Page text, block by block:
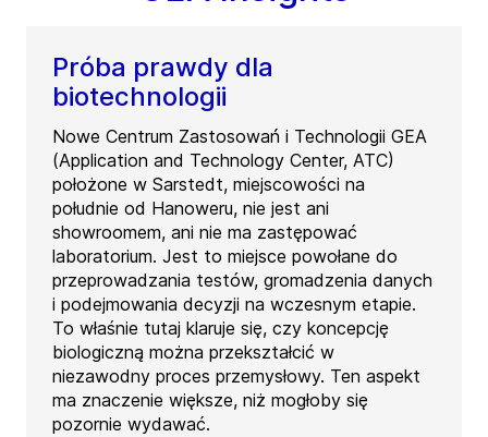
Próba prawdy dla
biotechnologii
Nowe Centrum Zastosowań i Technologii GEA
(Application and Technology Center, ATC)
położone w Sarstedt, miejscowości na
południe od Hanoweru, nie jest ani
showroomem, ani nie ma zastępować
laboratorium. Jest to miejsce powołane do
przeprowadzania testów, gromadzenia danych
i podejmowania decyzji na wczesnym etapie.
To właśnie tutaj klaruje się, czy koncepcję
biologiczną można przekształcić w
niezawodny proces przemysłowy. Ten aspekt
ma znaczenie większe, niż mogłoby się
pozornie wydawać.